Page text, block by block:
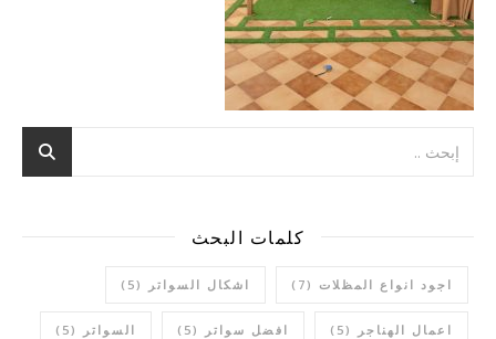
كلمات البحث
اجود انواع المظلات (7) اشكال السواتر (5)
اعمال الهناجر (5) افضل سواتر (5) السواتر (5)